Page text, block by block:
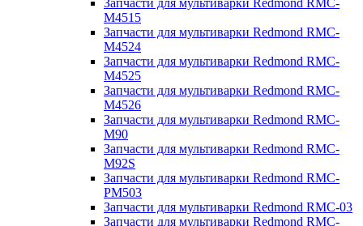
Запчасти для мультиварки Redmond RMC-
M4515
Запчасти для мультиварки Redmond RMC-
M4524
Запчасти для мультиварки Redmond RMC-
M4525
Запчасти для мультиварки Redmond RMC-
M4526
Запчасти для мультиварки Redmond RMC-
M90
Запчасти для мультиварки Redmond RMC-
M92S
Запчасти для мультиварки Redmond RMC-
PM503
Запчасти для мультиварки Redmond RMC-03
Запчасти для мультиварки Redmond RMC-